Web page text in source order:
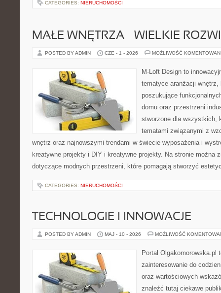
CATEGORIES: NIERUCHOMOŚCI
MAŁE WNĘTRZA – WIELKIE
POSTED BY ADMIN CZE - 1 - 2026 MOŻLIWOŚĆ
M-Loft Design to
tematyce aranżacji
poszukujące
domu oraz przestrzeni
stworzone dla wszystkich,
tematami związanymi z
wnętrz oraz najnowszymi trendami w świecie wyposażenia i
kreatywne projekty i DIY i kreatywne projekty. Na stronie można
dotyczące modnych przestrzeni, które pomagają stworzyć
CATEGORIES: NIERUCHOMOŚCI
TECHNOLOGIE I INNOWACJE
POSTED BY ADMIN MAJ - 10 - 2026 MOŻLIWOŚĆ
Portal Olgakomorowska.pl
zainteresowanie do
oraz wartościowych
znaleźć tutaj ciekawe